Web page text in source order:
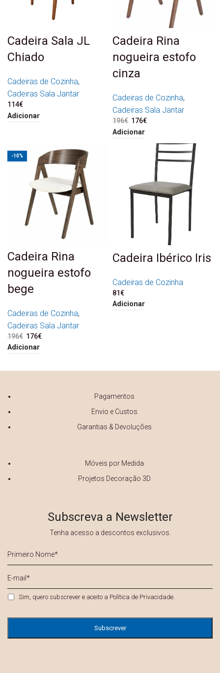
Cadeira Sala JL
Chiado
Cadeiras de Cozinha,
Cadeiras Sala Jantar
114€
Adicionar
Cadeira Rina
nogueira estofo
cinza
Cadeiras de Cozinha,
Cadeiras Sala Jantar
196€ O preço original era:
196€.
176€
Adicionar
-10%
Cadeira Rina
nogueira estofo
bege
Cadeiras de Cozinha,
Cadeiras Sala Jantar
196€ O preço original era:
196€.
176€
Adicionar
Cadeira Ibérico Iris
Cadeiras de Cozinha
81€
Adicionar
Pagamentos
Envio e Custos
Garantias & Devoluções
Móveis por Medida
Projetos Decoração 3D
Subscreva a Newsletter
Tenha acesso a descontos exclusivos.
Primeiro
Nome
*
E-
mail
Privacidade *
Sim, quero subscrever e aceito a Política de Privacidade.